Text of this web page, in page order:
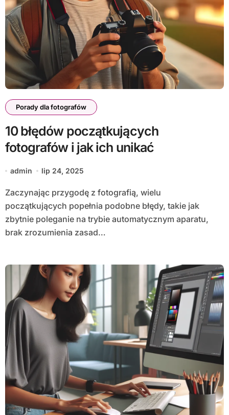
Porady dla fotografów
10 błędów początkujących
fotografów i jak ich unikać
admin lip 24, 2025
Zaczynając przygodę z fotografią, wielu
początkujących popełnia podobne błędy, takie jak
zbytnie poleganie na trybie automatycznym aparatu,
brak zrozumienia zasad…